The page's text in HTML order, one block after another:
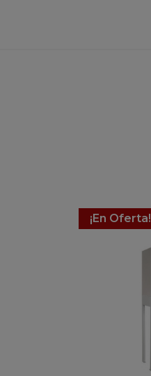
¡En Oferta!